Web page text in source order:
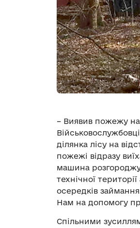
– Виявив пожежу
ділянка лісу на
пожежі відразу
машина
технічної
осередків
Нам на допомогу
Спільними